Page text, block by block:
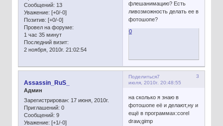
Сообщений: 13
Уважение: [+0/-0]
Позитив: [+0/-0]
Провел на форуме:
1 час 35 минут
Последний визит:
2 ноября, 2010г. 21:02:54
флешанимацию? Есть
ливозможность делать ее в
фотошопе?
0
Поделиться 3
7
июля, 2010г. 20:48:55
Assassin_RuS_
Админ
Зарегистрирован: 17 июня, 2010г.
Приглашений: 0
Сообщений: 9
Уважение: [+1/-0]
на сколько я знаю в
фотошопе её и делают,ну и
ещё в программах:corel
draw,gimp